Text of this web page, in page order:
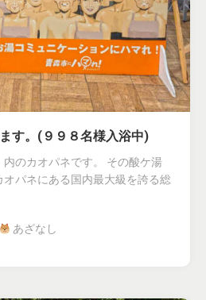
す。(９９８名様入浴中)
のカオパネです。 その酸ケ湯
オパネにある国内最大級を誇る総
あざなし